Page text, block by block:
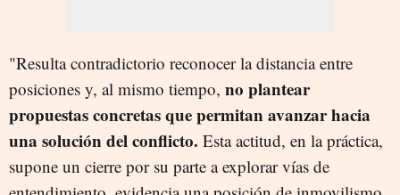
"Resulta contradictorio reconocer la distancia entre
posiciones y, al mismo tiempo, no plantear
propuestas concretas que permitan avanzar hacia
una solución del conflicto. Esta actitud, en la práctica,
supone un cierre por su parte a explorar vías de